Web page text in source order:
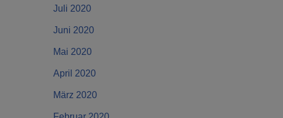
Juli 2020
Juni 2020
Mai 2020
April 2020
März 2020